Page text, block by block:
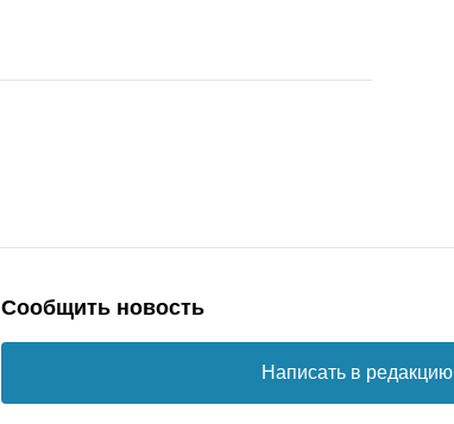
Сообщить новость
Написать в редакцию